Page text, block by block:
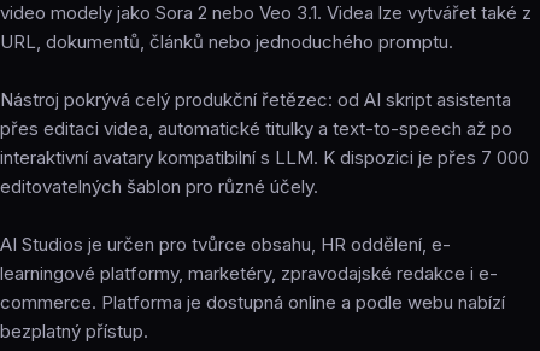
video modely jako Sora 2 nebo Veo 3.1. Videa lze vytvářet také z
URL, dokumentů, článků nebo jednoduchého promptu.
Nástroj pokrývá celý produkční řetězec: od AI skript asistenta
přes editaci videa, automatické titulky a text-to-speech až po
interaktivní avatary kompatibilní s LLM. K dispozici je přes 7 000
editovatelných šablon pro různé účely.
AI Studios je určen pro tvůrce obsahu, HR oddělení, e-
learningové platformy, marketéry, zpravodajské redakce i e-
commerce. Platforma je dostupná online a podle webu nabízí
bezplatný přístup.